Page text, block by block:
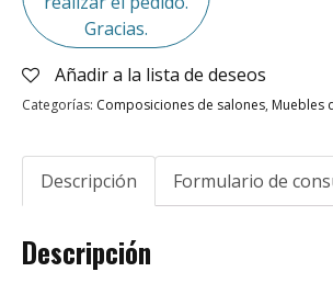
Gracias.
Añadir a la lista de deseos
Categorías: Composiciones de salones, Muebles
Descripción Formulario de
Descripción